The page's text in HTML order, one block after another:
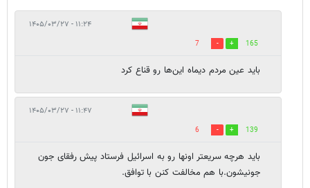
۱۱:۲۴ - ۱۴۰۵/۰۳/۲۷
165
7
باید عین مردم دیماه این‌ها رو قناع کرد
۱۱:۴۷ - ۱۴۰۵/۰۳/۲۷
139
6
باید هرچه سریعتر اونها رو به اسرائیل فرستاد پیش رفقای جون
جونیشون.با هم مخالفت کنن با توافق.